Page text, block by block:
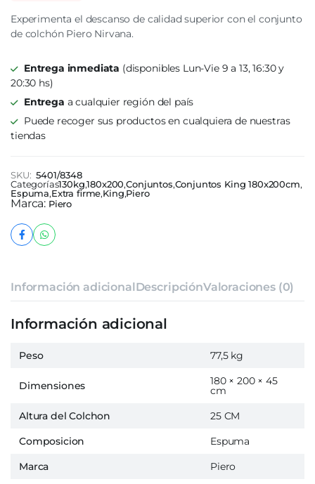
Experimenta el descanso de calidad superior con el conjunto
de colchón Piero Nirvana.
Entrega inmediata (disponibles Lun-Vie 9 a 13, 16:30 y
20:30 hs)
Entrega a cualquier región del país
Puede recoger sus productos en cualquiera de nuestras
tiendas
SKU: 5401/8348
Categorías130kg,180x200,Conjuntos,Conjuntos King 180x200cm,
Espuma,Extra firme,King,Piero
Marca: Piero
Información adicionalDescripciónValoraciones (0)
Información adicional
Peso 77,5 kg
Dimensiones 180 × 200 × 45
cm
Altura del Colchon
25 CM
Composicion
Espuma
Marca
Piero